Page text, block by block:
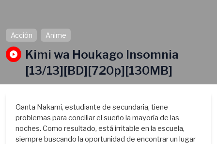
Acción Anime
Kimi wa Houkago Insomnia
[13/13][BD][720p][130MB]
Ganta Nakami, estudiante de secundaria, tiene
problemas para conciliar el sueño la mayoría de las
noches. Como resultado, está irritable en la escuela,
siempre buscando la oportunidad de encontrar un lugar